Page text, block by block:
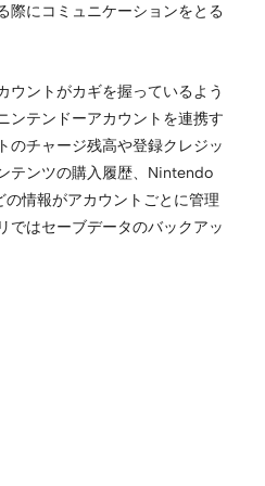
際にコミュニケーションをとる
ウントがカギを握っているよう
テンドーアカウントを連携す
のチャージ残高や登録クレジッ
テンツの購入履歴、Nintendo
情報がアカウントごとに管理
ではセーブデータのバックアッ